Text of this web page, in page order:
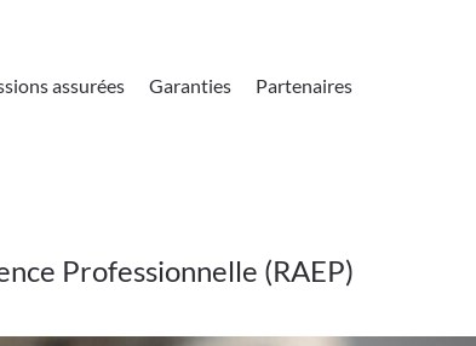
assurées Garanties Partenaires
Professionnelle (RAEP)